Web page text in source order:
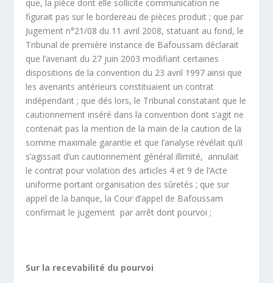
que, la pièce dont elle sollicite communication ne
figurait pas sur le bordereau de pièces produit ; que par
Jugement n°21/08 du 11 avril 2008, statuant au fond, le
Tribunal de première instance de Bafoussam déclarait
que l’avenant du 27 juin 2003 modifiant certaines
dispositions de la convention du 23 avril 1997 ainsi que
les avenants antérieurs constituaient un contrat
indépendant ; que dés lors, le Tribunal constatant que le
cautionnement inséré dans la convention dont s’agit ne
contenait pas la mention de la main de la caution de la
somme maximale garantie et que l’analyse révélait qu’il
s’agissait d’un cautionnement général illimité, annulait
le contrat pour violation des articles 4 et 9 de l’Acte
uniforme portant organisation des sûretés ; que sur
appel de la banque, la Cour d’appel de Bafoussam
confirmait le jugement par arrêt dont pourvoi ;
Sur la recevabilité du pourvoi